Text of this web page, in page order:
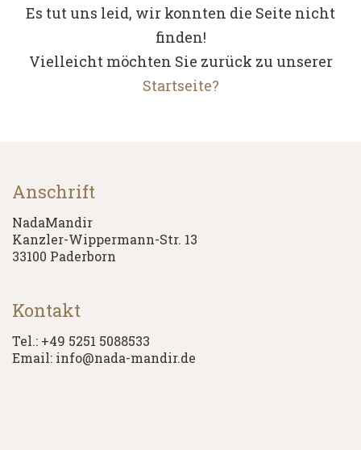
Es tut uns leid, wir konnten die Seite nicht
finden!
Vielleicht möchten Sie zurück zu unserer
Startseite?
Anschrift
NadaMandir
Kanzler-Wippermann-Str. 13
33100 Paderborn
Kontakt
Tel.: +49 5251 5088533
Email: info@nada-mandir.de